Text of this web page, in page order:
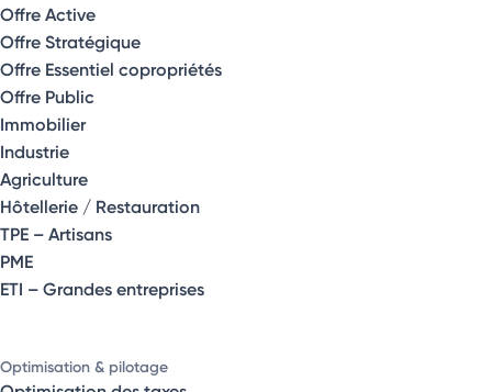
Offre Active
Offre Stratégique
Offre Essentiel copropriétés
Offre Public
Immobilier
Industrie
Agriculture
Hôtellerie / Restauration
TPE – Artisans
PME
ETI – Grandes entreprises
Optimisation & pilotage